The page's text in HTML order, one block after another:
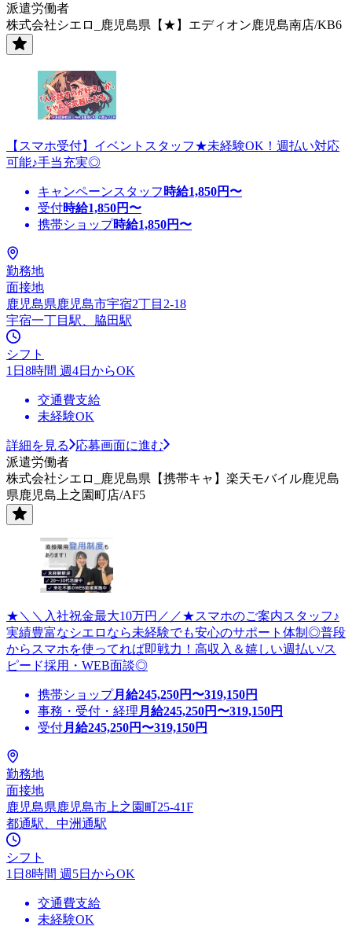
派遣労働者
株式会社シエロ_鹿児島県【★】エディオン鹿児島南店/KB6
【スマホ受付】イベントスタッフ★未経験OK！週払い対応
可能♪手当充実◎
キャンペーンスタッフ 時給1,850円〜
受付時給1,850円〜
携帯ショップ時給1,850円〜
勤務地
面接地
鹿児島県鹿児島市宇宿2丁目2-18
宇宿一丁目駅、脇田駅
シフト
1日8時間 週4日からOK
交通費支給
未経験OK
詳細を見る
応募画面に進む
派遣労働者
株式会社シエロ_鹿児島県【携帯キャ】楽天モバイル鹿児島
県鹿児島上之園町店/AF5
★＼＼入社祝金最大10万円／／★スマホのご案内スタッフ♪
実績豊富なシエロなら未経験でも安心のサポート体制◎普段
からスマホを使ってれば即戦力！高収入＆嬉しい週払い/ス
ピード採用・WEB面談◎
携帯ショップ月給245,250円〜319,150円
事務・受付・経理 月給245,250円〜319,150円
受付月給245,250円〜319,150円
勤務地
面接地
鹿児島県鹿児島市上之園町25-41F
都通駅、中洲通駅
シフト
1日8時間 週5日からOK
交通費支給
未経験OK